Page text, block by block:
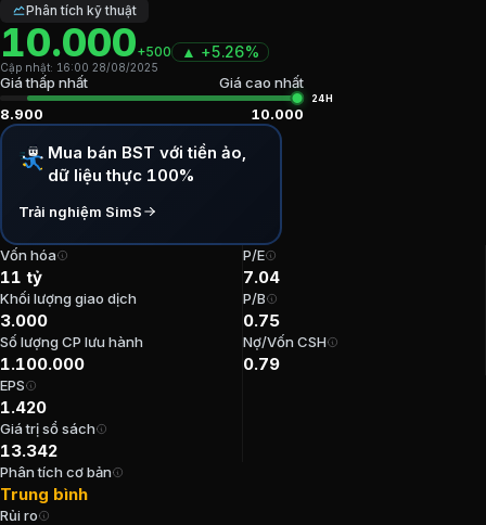
Giới thiệu CTCP Sách - Thiết bị Bình Thuận (BST) thành
Chỉ số tài chính BST
Giá hiện tại: 10000VND
Vốn hóa: 11 tỷ đồng
P/B: 0,75
EPS: 1.419,92
ROA: 6,27%
Tỷ suất cổ tức:
Ban lãnh đạo Cổ phiếu CTCP Sách
Kế toán trưởng
Chủ tịch Hội đồng Quản trị
Trưởng Ban kiểm soát
Thành viên Ban kiểm soát
Phân tích kỹ thuật
10.000+500 ▲ +5.26%
Cập nhật: 16:00 28/08/2025
Giá thấp nhất
Giá cao nhất
8.900
10.000
24H
Mua bán BST với tiền ảo,
dữ liệu thực 100%
Trải nghiệm SimS
Vốn hóa
11 tỷ
Khối lượng giao dịch
3.000
Số lượng CP lưu hành
1.100.000
P/E
7.04
P/B
0.75
Nợ/Vốn CSH
0.79
EPS
1.420
Giá trị sổ sách
13.342
Phân tích cơ bản
Trung bình
Rủi ro